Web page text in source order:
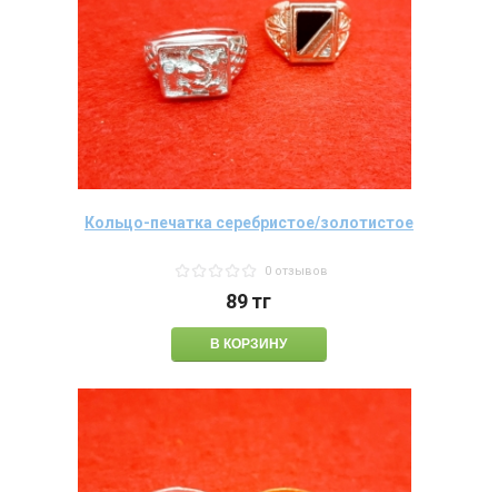
Кольцо-печатка серебристое/золотистое
0 отзывов
89тг